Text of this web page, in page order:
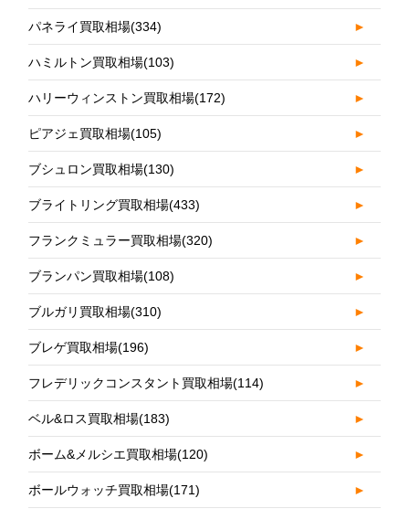
パネライ買取相場(334) ►
ハミルトン買取相場(103) ►
ハリーウィンストン買取相場(172) ►
ピアジェ買取相場(105) ►
ブシュロン買取相場(130) ►
ブライトリング買取相場(433) ►
フランクミュラー買取相場(320) ►
ブランパン買取相場(108) ►
ブルガリ買取相場(310) ►
ブレゲ買取相場(196) ►
フレデリックコンスタント買取相場(114) ►
ベル&ロス買取相場(183) ►
ボーム&メルシエ買取相場(120) ►
ボールウォッチ買取相場(171) ►